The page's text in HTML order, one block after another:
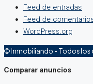
Feed de entradas
Feed de
WordPress.org
© Inmobiliando - Todos los
Comparar anuncios